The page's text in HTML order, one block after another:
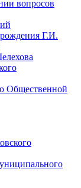
вопросов
Г.И.
Общественной